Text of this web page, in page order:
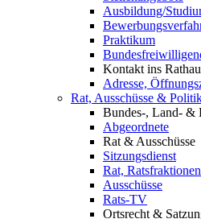
Ausbildung/
Praktikum
Kontakt ins
Adresse,
Rat, Ausschüsse &
Bundes-, Land- &
Abgeordnete
Rat & Ausschüsse
Sitzungsdienst
Rat,
Ausschüsse
Rats-TV
Ortsrecht &